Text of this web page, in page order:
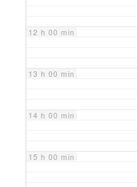
12 h 00 min
13 h 00 min
14 h 00 min
15 h 00 min